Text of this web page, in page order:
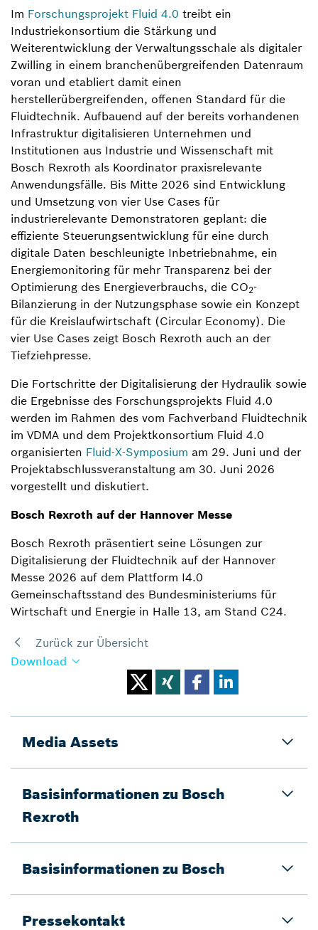
Im Forschungsprojekt Fluid 4.0 treibt ein
Industriekonsortium die Stärkung und
Weiterentwicklung der Verwaltungsschale als digitaler
Zwilling in einem branchenübergreifenden Datenraum
voran und etabliert damit einen
herstellerübergreifenden, offenen Standard für die
Fluidtechnik. Aufbauend auf der bereits vorhandenen
Infrastruktur digitalisieren Unternehmen und
Institutionen aus Industrie und Wissenschaft mit
Bosch Rexroth als Koordinator praxisrelevante
Anwendungsfälle. Bis Mitte 2026 sind Entwicklung
und Umsetzung von vier Use Cases für
industrierelevante Demonstratoren geplant: die
effiziente Steuerungsentwicklung für eine durch
digitale Daten beschleunigte Inbetriebnahme, ein
Energiemonitoring für mehr Transparenz bei der
Optimierung des Energieverbrauchs, die CO2-
Bilanzierung in der Nutzungsphase sowie ein Konzept
für die Kreislaufwirtschaft (Circular Economy). Die
vier Use Cases zeigt Bosch Rexroth auch an der
Tiefziehpresse.
Die Fortschritte der Digitalisierung der Hydraulik sowie
die Ergebnisse des Forschungsprojekts Fluid 4.0
werden im Rahmen des vom Fachverband Fluidtechnik
im VDMA und dem Projektkonsortium Fluid 4.0
organisierten Fluid-X-Symposium am 29. Juni und der
Projektabschlussveranstaltung am 30. Juni 2026
vorgestellt und diskutiert.
Bosch Rexroth auf der Hannover Messe
Bosch Rexroth präsentiert seine Lösungen zur
Digitalisierung der Fluidtechnik auf der Hannover
Messe 2026 auf dem Plattform I4.0
Gemeinschaftsstand des Bundesministeriums für
Wirtschaft und Energie in Halle 13, am Stand C24.
Zurück zur Übersicht
Download
Media Assets
Basisinformationen zu Bosch
Rexroth
Basisinformationen zu Bosch
Pressekontakt